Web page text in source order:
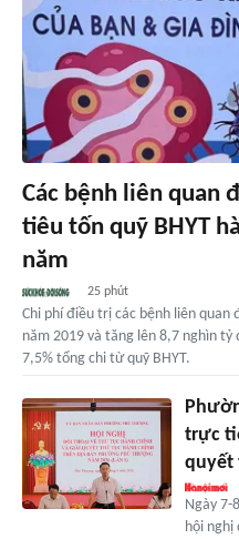
Các bệnh liên quan
tiêu tốn quỹ BHYT
năm
25 phút
Chi phí điều trị các bệnh liên
năm 2019 và tăng lên 8,7 nghìn
7,5% tổng chi từ quỹ BHYT.
trực
quyết
Ngày 7-
hội